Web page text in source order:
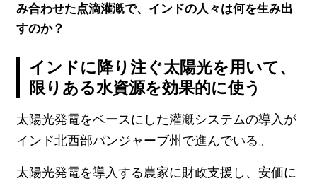
み合わせた点滴灌漑で、インドの人々は何を生み出
すのか？
インドに降り注ぐ太陽光を用いて、
限りある水資源を効果的に使う
太陽光発電をベースにした灌漑システムの導入が
インド北西部パンジャーブ州で進んでいる。
太陽光発電を導入する農家に財政支援し、安価に